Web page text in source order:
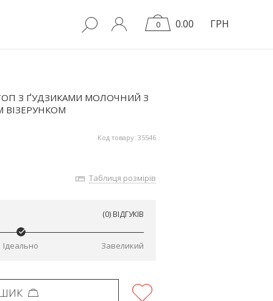
0 0.00 ГРН
З ҐУДЗИКАМИ МОЛОЧНИЙ З
ВІЗЕРУНКОМ
Код товару: 35546
Таблиця розмірів
(0) ВІДГУКІВ
Ідеально Завеликий